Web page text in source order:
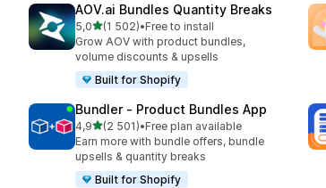
AOV.ai Bundles Quantity Breaks
5,0z 5 hvězd
(1 502)
Celkový počet recenzí: 1502
•Free to install
Grow AOV with product bundles,
volume discounts & upsells
Built for Shopify
Bundler ‑ Product Bundles App
4,9z 5 hvězd
(2 501)
Celkový počet recenzí: 2501
•Free plan available
Earn more with bundle offers, bundle
upsells & quantity breaks
Built for Shopify